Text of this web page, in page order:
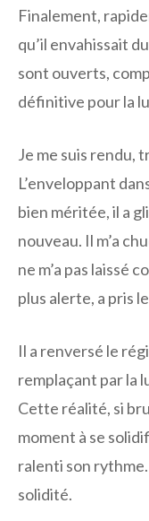
Finalement,
qu’il envahissait
sont ouverts,
définitive pour la
Je me suis rendu,
L’enveloppant
bien méritée, il a
nouveau. Il m’a
ne m’a pas laissé
plus alerte, a pris
Il a renversé le
remplaçant par la
Cette réalité, si
moment à se
ralenti son
solidité.